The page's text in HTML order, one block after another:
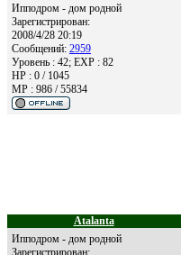
Ипподром - дом родной
Зарегистрирован:
2008/4/28 20:19
Сообщений: 2959
Уровень : 42; EXP : 82
HP : 0 / 1045
MP : 986 / 55834
Atalanta
Ипподром - дом родной
Зарегистрирован: